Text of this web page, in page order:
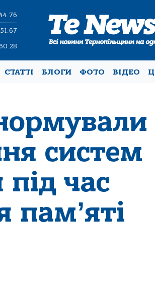
51.67
СТАТТІ БЛОГИ ФОТО ВІДЕО
систем
час
памʼяті